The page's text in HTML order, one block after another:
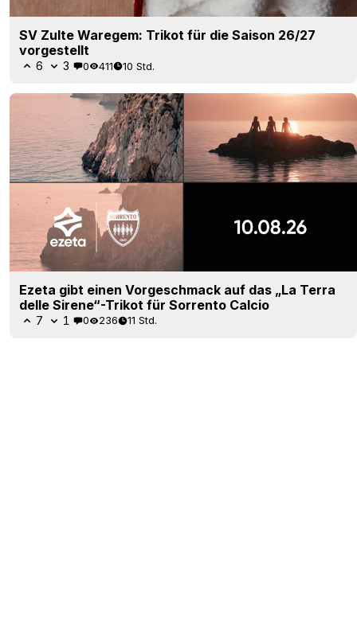
SV Zulte Waregem: Trikot für die Saison 26/27
vorgestellt
6 3 0 411 10 Std.
Ezeta gibt einen Vorgeschmack auf das „La Terra
delle Sirene“-Trikot für Sorrento Calcio
7 1 0 236 11 Std.